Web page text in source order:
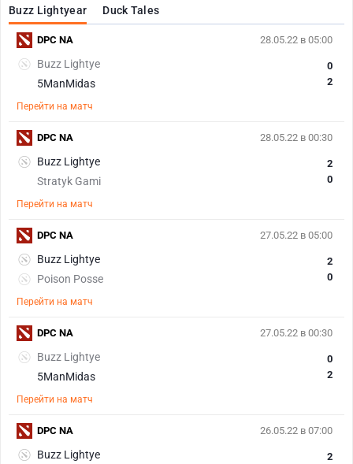
Buzz Lightyear Duck Tales
28.05.22 в 05:00
Buzz Lightye
5ManMidas
0
2
Перейти на матч
DPC NA
28.05.22 в 00:30
Buzz Lightye
Stratyk Gami
2
0
Перейти на матч
DPC NA
27.05.22 в 05:00
Buzz Lightye
Poison Posse
2
0
Перейти на матч
DPC NA
27.05.22 в 00:30
Buzz Lightye
5ManMidas
0
2
Перейти на матч
DPC NA
26.05.22 в 07:00
Buzz Lightye
2
DPC NA